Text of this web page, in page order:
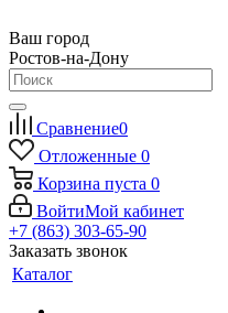
Ваш город
Ростов-на-Дону
Сравнение0
Отложенные 0
Корзина пуста 0
ВойтиМой кабинет
+7 (863) 303-65-90
Заказать звонок
Каталог